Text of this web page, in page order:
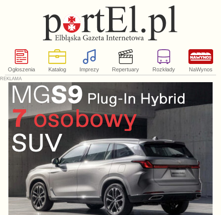
Ogłoszenia Katalog Imprezy Repertuary Rozkłady NaWynos